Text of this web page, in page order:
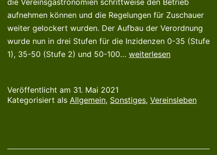
die Vereinsgastronomien schrittweise den Betrieb
aufnehmen können und die Regelungen für Zuschauer
weiter gelockert wurden. Der Aufbau der Verordnung
wurde nun in drei Stufen für die Inzidenzen 0-35 (Stufe
1), 35-50 (Stufe 2) und 50-100… Lockerungen
*ab
weiterlesen
Veröffentlicht am 31. Mai 2021
Kategorisiert als Allgemein, Sonstiges, Vereinsleben